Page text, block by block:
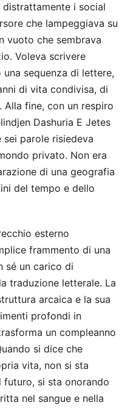
i social
che lampeggiava su
vuoto che sembrava
Voleva scrivere
sequenza di lettere,
di vita condivisa, di
fine, con un respiro
Dashuria E Jetes
sei parole risiedeva
privato. Non era
di una geografia
del tempo e dello
esterno
frammento di una
sé un carico di
traduzione letterale. La
arcaica e la sua
profondi in
un compleanno
si dice che
vita, non si sta
futuro, si sta onorando
nel sangue e nella